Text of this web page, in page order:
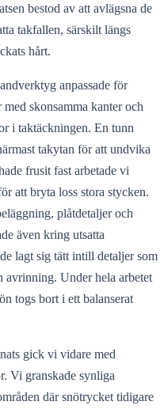
bestod av att avlägsna de
takfallen, särskilt längs
hårt.
anpassade för
skonsamma kanter och
i taktäckningen. En tunn
takytan för att undvika
frusit fast arbetade vi
att bryta loss stora stycken.
plåtdetaljer och
även kring utsatta
lagt sig tätt intill detaljer som
Under hela arbetet
togs bort i ett balanserat
gick vi vidare med
Vi granskade synliga
där snötrycket tidigare